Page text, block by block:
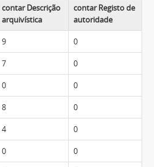
contar Descrição
arquivística
contar Registo de
autoridade
9 0
7 0
0 0
8 0
4 0
0 0